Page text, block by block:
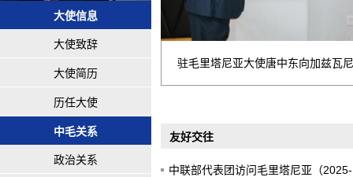
大使信息
大使致辞
大使简历
历任大使
中毛关系
政治关系
驻毛里塔尼亚大使唐中东向加兹瓦
友好交往
中联部代表团访问毛里塔尼亚（